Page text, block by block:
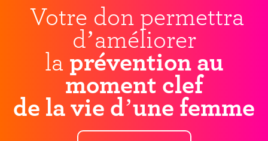
Votre don permettra
d’améliorer
la prévention au
moment clef
de la vie d’une femme